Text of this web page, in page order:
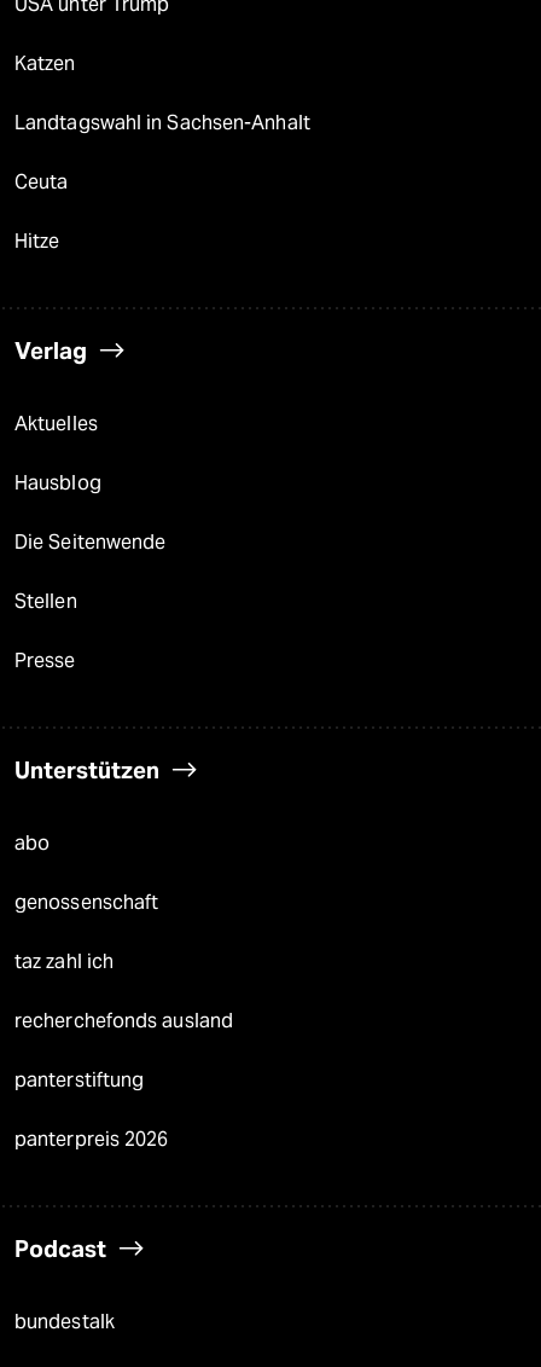
Katzen
Landtagswahl in Sachsen-Anhalt
Ceuta
Hitze
Verlag
Aktuelles
Hausblog
Die Seitenwende
Stellen
Presse
Unterstützen
abo
genossenschaft
taz zahl ich
recherchefonds ausland
panterstiftung
panterpreis 2026
Podcast
bundestalk